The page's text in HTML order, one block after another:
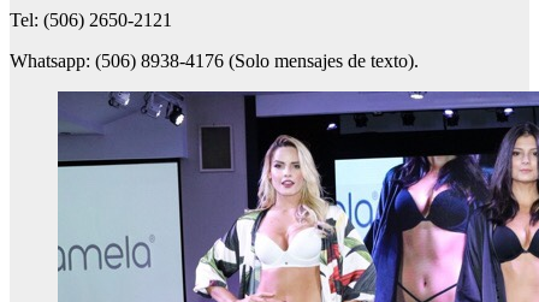
Tel: (506) 2650-2121
Whatsapp: (506) 8938-4176 (Solo mensajes de texto).